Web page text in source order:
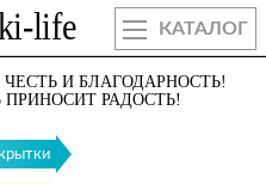
КАТАЛОГ
И БЛАГОДАРНОСТЬ!
РАДОСТЬ!